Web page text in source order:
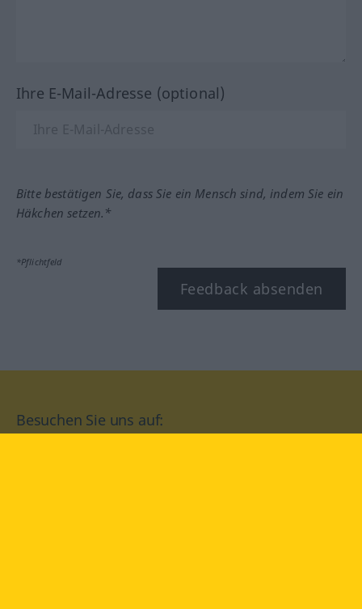
Ihre E-Mail-Adresse (optional)
Bitte bestätigen Sie, dass Sie ein Mensch sind, indem Sie ein
Häkchen setzen.*
*Pflichtfeld
Feedback absenden
Besuchen Sie uns auf: